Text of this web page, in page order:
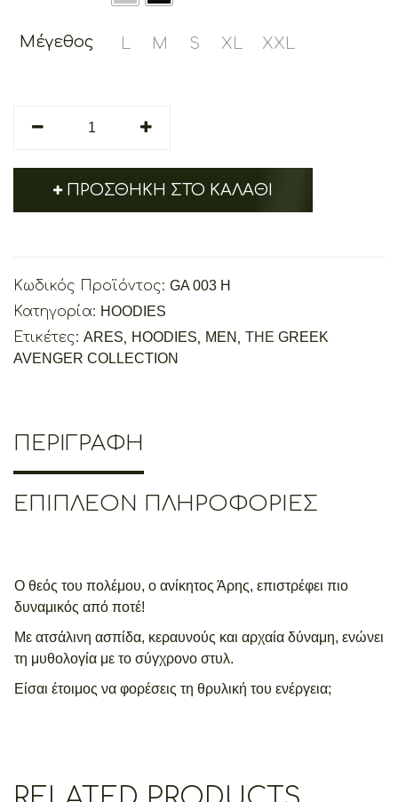
Μέγεθος L M S XL XXL
Avenger
ΠΡΟΣΘΉΚΗ ΣΤΟ ΚΑΛΆΘΙ
Κωδικός Προϊόντος: GA 003 H
Κατηγορία: HOODIES
Ετικέτες: ARES, HOODIES, MEN , THE GREEK
AVENGER COLLECTION
ΠΕΡΙΓΡΑΦΉ
ΕΠΙΠΛΈΟΝ ΠΛΗΡΟΦΟΡΊΕΣ
Ο θεός του πολέμου, ο ανίκητος Άρης, επιστρέφει πιο
δυναμικός από ποτέ!
Με ατσάλινη ασπίδα, κεραυνούς και αρχαία δύναμη, ενώνει
τη μυθολογία με το σύγχρονο στυλ.
Είσαι έτοιμος να φορέσεις τη θρυλική του ενέργεια;